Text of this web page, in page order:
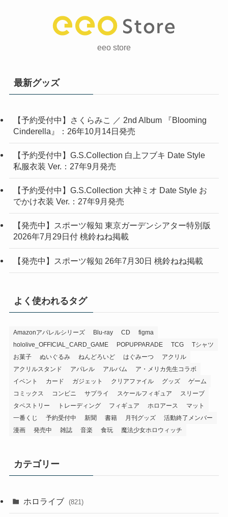
eeo store
最新グッズ
【予約受付中】さくらみこ ／ 2nd Album 『Blooming
Cinderella』：26年10月14日発売
【予約受付中】G.S.Collection 白上フブキ Date Style
私服衣装 Ver.：27年9月発売
【予約受付中】G.S.Collection 大神ミオ Date Style お
でかけ衣装 Ver.：27年9月発売
【発売中】スポーツ報知 東京ガーデンシアター特別版
2026年7月29日付 桃鈴ねね掲載
【発売中】スポーツ報知 26年7月30日 桃鈴ねね掲載
よく使われるタグ
Amazonアパレルシリーズ Blu-ray CD
figma
hololive_OFFICIAL_CARD_GAME
POPUPPARADE TCG
Tシャツ
お菓子
ぬいぐるみ ねんどろいど はぐみーつ
アクリル
アクリルスタンド
アパレル アルバム
ア・メリカ先生コラボ
イベント
カード ガジェット クリアファイル グッズ
ゲーム
コミックス
コンビニ サプライ スケールフィギュア
スリーブ
タペストリー
トレーディング フィギュア ホロアース
マット
一番くじ
予約受付中 新聞 書籍 月刊グッズ
活動終了メンバー
漫画
発売中 雑誌 音楽 食玩 魔法少女ホロウィッチ
カテゴリー
ホロライブ (821)